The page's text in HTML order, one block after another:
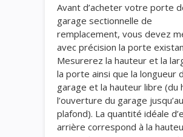
Avant d’acheter votre porte
garage sectionnelle de
remplacement, vous devez
avec précision la porte
Mesurerez la hauteur et la
la porte ainsi que la longueur
garage et la hauteur libre (du
l’ouverture du garage jusqu’au
plafond). La quantité idéale
arrière correspond à la